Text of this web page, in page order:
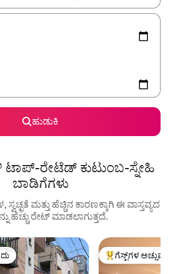
ಹುಡುಕಿ
ರೇಟೆಡ್ ಕುಟುಂಬ-ಸ್ನೇಹಿ
ಬಾಡಿಗೆಗಳು
ಸ್ವಚ್ಛತೆ ಮತ್ತು ಹೆಚ್ಚಿನ ಕಾರಣಕ್ಕಾಗಿ ಈ ವಾಸ್ತವ್ಯದ
ಹೆಚ್ಚು ರೇಟ್ ಮಾಡಲಾಗುತ್ತದೆ.
ಗೆಸ್ಟ್‌ಗಳಿಗೆ ಅತಿ ಹೆಚ್ಚು
ಗೆಸ್ಟ್‌ಗಳ